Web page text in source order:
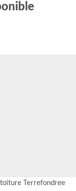
Terrefondree